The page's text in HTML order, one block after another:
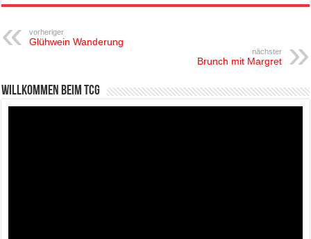
vorheriger
Glühwein Wanderung
nächster
Brunch mit Margret
Willkommen beim TCG